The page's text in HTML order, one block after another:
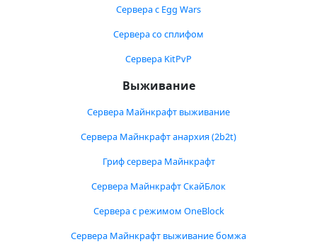
Сервера с Egg Wars
Сервера со сплифом
Сервера KitPvP
Выживание
Сервера Майнкрафт выживание
Сервера Майнкрафт анархия (2b2t)
Гриф сервера Майнкрафт
Сервера Майнкрафт СкайБлок
Сервера с режимом OneBlock
Сервера Майнкрафт выживание бомжа